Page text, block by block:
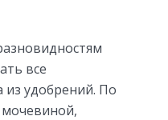
все
удобрений. По
мочевиной,